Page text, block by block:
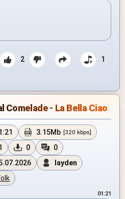
2 1
Comelade - La Bella Ciao
3.15Mb [320 kbps]
0
0
layden
01:21